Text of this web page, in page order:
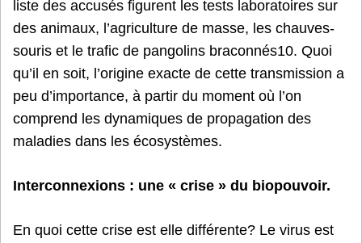
liste des accusés figurent les tests laboratoires sur
des animaux, l’agriculture de masse, les chauves-
souris et le trafic de pangolins braconnés10. Quoi
qu’il en soit, l’origine exacte de cette transmission a
peu d’importance, à partir du moment où l’on
comprend les dynamiques de propagation des
maladies dans les écosystèmes.
Interconnexions : une « crise » du biopouvoir.
En quoi cette crise est elle différente? Le virus est